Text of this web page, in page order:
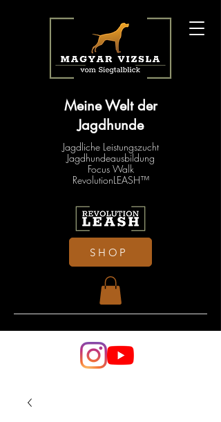
Meine Welt der
Jagdhunde
Jagdliche Leistungszucht
Jagdhundeausbildung
Focus Walk
RevolutionLEASH™
SHOP